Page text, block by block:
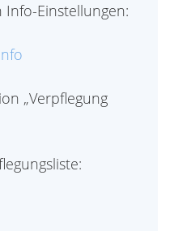
Info-Einstellungen:
„Verpflegung